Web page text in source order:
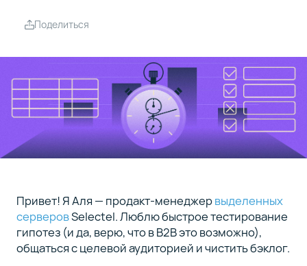
Сейчас
статье
курса
минут
Как мы
перешли
Поделиться
Привет! Я Аля — продакт-менеджервыделенных
серверовSelectel. Люблю быстрое тестирование
гипотез (и да, верю, что в B2B это возможно),
общаться с целевой аудиторией и чистить бэклог.